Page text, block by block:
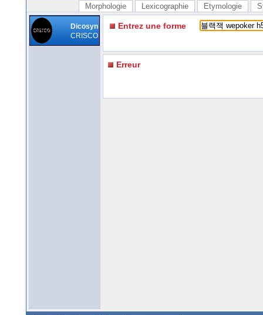
Morphologie Lexicographie Etymologie
Dicosyn
CRISCO
Entrez une forme
Erreur